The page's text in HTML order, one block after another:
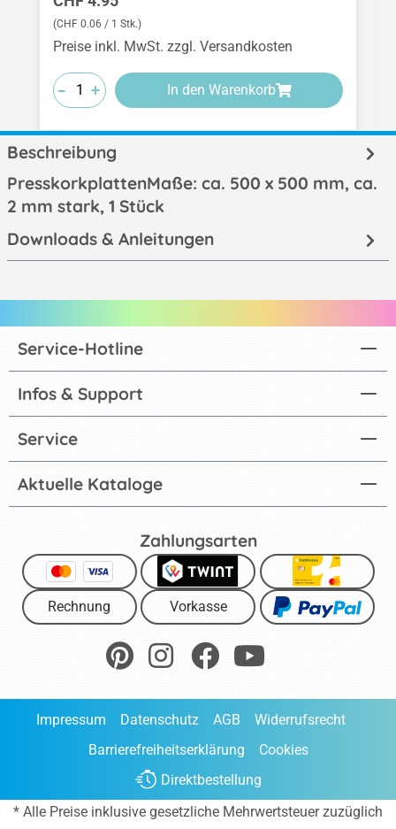
(CHF 0.06 / 1 Stk.)
Preise inkl. MwSt. zzgl. Versandkosten
-
-
- +
+
+ In den Warenkorb
Beschreibung
PresskorkplattenMaße: ca. 500 x 500 mm, ca.
2 mm stark, 1 Stück
Downloads & Anleitungen
Aktuelle Kataloge
Service-Hotline
Infos & Support
Service
Zahlungsarten
Rechnung Vorkasse
Impressum Datenschutz AGB
Widerrufsrecht
Barrierefreiheitserklärung
Cookies
Direktbestellung
* Alle Preise inklusive gesetzliche Mehrwertsteuer zuzüglich